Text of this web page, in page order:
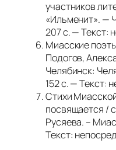
участников
«Ильменит». —
207 с. — Текст:
Миасские
Подогов,
Челябинск:
152 с. — Текст:
Стихи
посвящается /
Русяева. –
Текст: